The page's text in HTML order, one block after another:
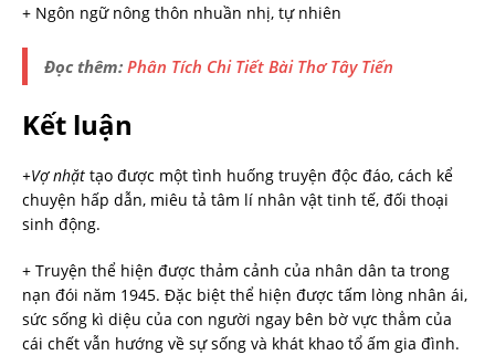
+ Ngôn ngữ nông thôn nhuần nhị, tự nhiên
Đọc thêm: Phân Tích Chi Tiết Bài Thơ Tây Tiến
Kết luận
+Vợ nhặt tạo được một tình huống truyện độc đáo, cách kể
chuyện hấp dẫn, miêu tả tâm lí nhân vật tinh tế, đối thoại
sinh động.
+ Truyện thể hiện được thảm cảnh của nhân dân ta trong
nạn đói năm 1945. Đặc biệt thể hiện được tấm lòng nhân ái,
sức sống kì diệu của con người ngay bên bờ vực thẳm của
cái chết vẫn hướng về sự sống và khát khao tổ ấm gia đình.